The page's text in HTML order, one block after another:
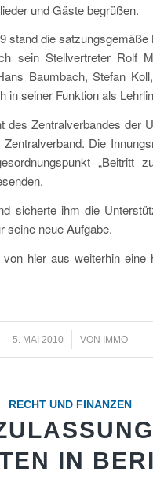
und Gäste begrüßen.
stand die
sein Stellvertreter Rolf
Baumbach, Stefan
seiner Funktion als
Zentralverbandes der
Die
sicherte ihm die
seine neue Aufgabe.
hier aus weiterhin
5. MAI 2010
/ VON IMMO
RECHT UND FINANZEN
IN